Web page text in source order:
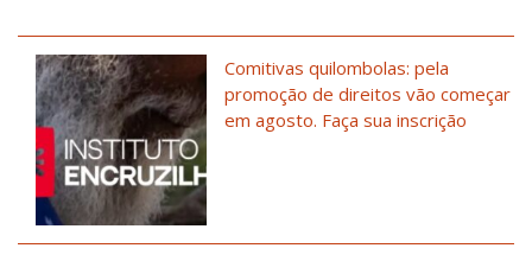
Comitivas quilombolas: pela
promoção de direitos vão começar
em agosto. Faça sua inscrição